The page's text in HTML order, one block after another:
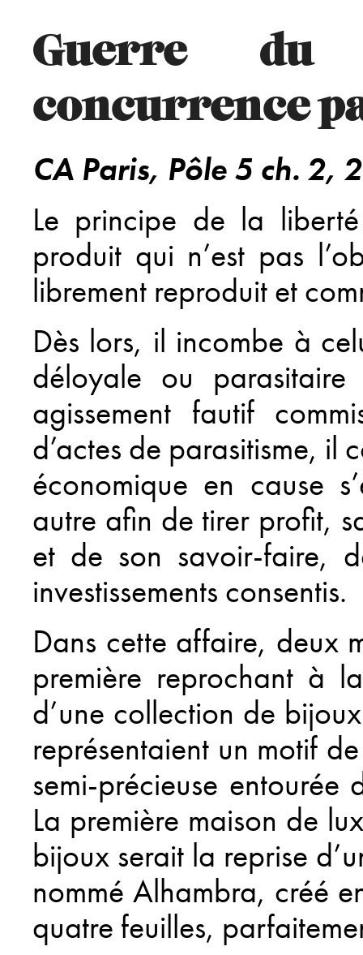
Guerre
concurrence
CA Paris, Pôle 5 ch. 2,
Le principe de la
produit qui n’est pas
librement reproduit et
Dès lors, il incombe à
déloyale ou
agissement fautif
d’actes de parasitisme, il
économique en cause
autre afin de tirer profit,
et de son savoir-faire,
investissements consentis.
Dans cette affaire, deux
première reprochant à
d’une collection de
représentaient un motif
semi-précieuse entourée
La première maison de
bijoux serait la reprise
nomméAlhambra, créé
quatre feuilles,